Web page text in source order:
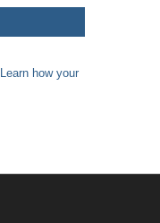
Learn how your